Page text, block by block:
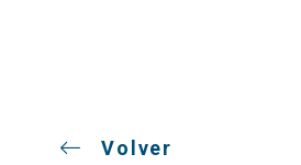
Volver